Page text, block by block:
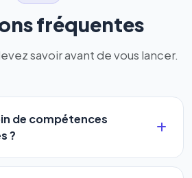
fréquentes
savoir avant de vous lancer.
de compétences
?
logiciel a été conçu pour